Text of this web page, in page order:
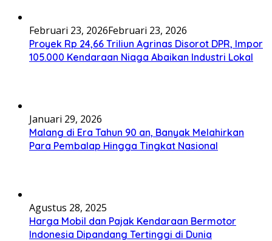
Februari 23, 2026Februari 23, 2026
Proyek Rp 24,66 Triliun Agrinas Disorot DPR, Impor
105.000 Kendaraan Niaga Abaikan Industri Lokal
Januari 29, 2026
Malang di Era Tahun 90 an, Banyak Melahirkan
Para Pembalap Hingga Tingkat Nasional
Agustus 28, 2025
Harga Mobil dan Pajak Kendaraan Bermotor
Indonesia Dipandang Tertinggi di Dunia